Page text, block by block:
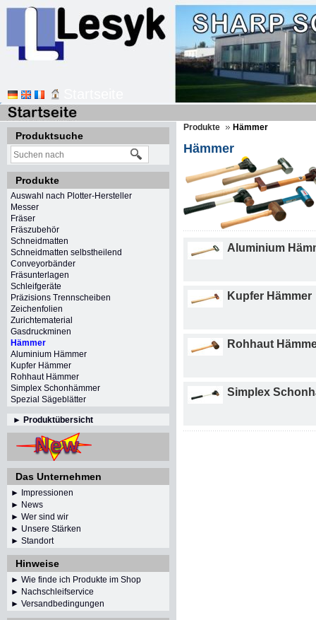
Produktsuche
Produkte
Auswahl nach Plotter-Hersteller
Messer
Fräser
Fräszubehör
Schneidmatten
Schneidmatten selbstheilend
Conveyorbänder
Fräsunterlagen
Schleifgeräte
Präzisions Trennscheiben
Zeichenfolien
Zurichtematerial
Gasdruckminen
Hämmer
Aluminium Hämmer
Kupfer Hämmer
Rohhaut Hämmer
Simplex Schonhämmer
Spezial Sägeblätter
► Produktübersicht
Das Unternehmen
► Impressionen
► News
► Wer sind wir
► Unsere Stärken
► Standort
Hinweise
► Wie finde ich Produkte im Shop
► Nachschleifservice
► Versandbedingungen
Produkte Hämmer
Hämmer
Aluminium
Kupfer Hämmer
Rohhaut
Simplex